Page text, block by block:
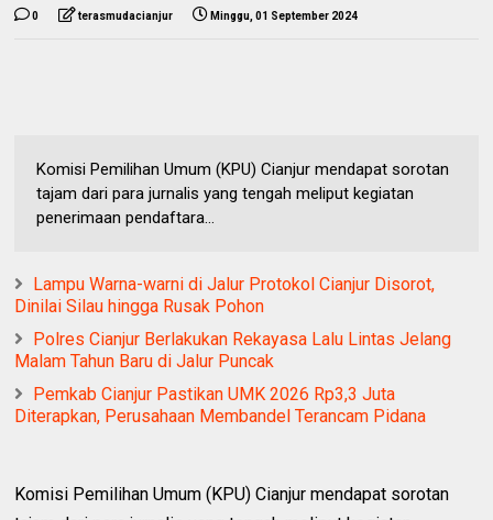
0 terasmudacianjur Minggu, 01 September 2024
Komisi Pemilihan Umum (KPU) Cianjur mendapat sorotan
tajam dari para jurnalis yang tengah meliput kegiatan
penerimaan pendaftara...
Lampu Warna-warni di Jalur Protokol Cianjur Disorot,
Dinilai Silau hingga Rusak Pohon
Polres Cianjur Berlakukan Rekayasa Lalu Lintas Jelang
Malam Tahun Baru di Jalur Puncak
Pemkab Cianjur Pastikan UMK 2026 Rp3,3 Juta
Diterapkan, Perusahaan Membandel Terancam Pidana
Komisi Pemilihan Umum (KPU) Cianjur mendapat sorotan